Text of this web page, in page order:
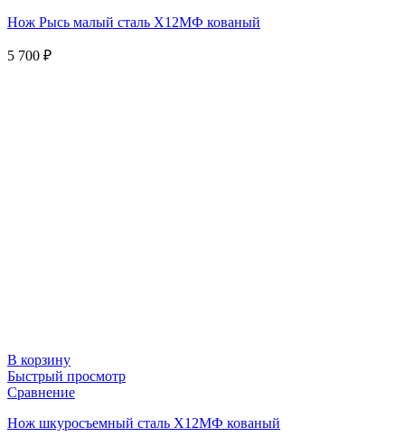
Нож Рысь малый сталь Х12МФ кованый
5 700 ₽
В корзину
Быстрый просмотр
Сравнение
Нож шкуросъемный сталь Х12МФ кованый